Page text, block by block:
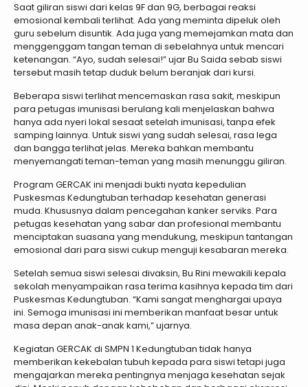
Saat giliran siswi dari kelas 9F dan 9G, berbagai reaksi
emosional kembali terlihat. Ada yang meminta dipeluk oleh
guru sebelum disuntik. Ada juga yang memejamkan mata dan
menggenggam tangan teman di sebelahnya untuk mencari
ketenangan. “Ayo, sudah selesai!” ujar Bu Saida sebab siswi
tersebut masih tetap duduk belum beranjak dari kursi.
Beberapa siswi terlihat mencemaskan rasa sakit, meskipun
para petugas imunisasi berulang kali menjelaskan bahwa
hanya ada nyeri lokal sesaat setelah imunisasi, tanpa efek
samping lainnya. Untuk siswi yang sudah selesai, rasa lega
dan bangga terlihat jelas. Mereka bahkan membantu
menyemangati teman-teman yang masih menunggu giliran.
Program GERCAK ini menjadi bukti nyata kepedulian
Puskesmas Kedungtuban terhadap kesehatan generasi
muda. Khususnya dalam pencegahan kanker serviks. Para
petugas kesehatan yang sabar dan profesional membantu
menciptakan suasana yang mendukung, meskipun tantangan
emosional dari para siswi cukup menguji kesabaran mereka.
Setelah semua siswi selesai divaksin, Bu Rini mewakili kepala
sekolah menyampaikan rasa terima kasihnya kepada tim dari
Puskesmas Kedungtuban. “Kami sangat menghargai upaya
ini. Semoga imunisasi ini memberikan manfaat besar untuk
masa depan anak-anak kami,” ujarnya.
Kegiatan GERCAK di SMPN 1 Kedungtuban tidak hanya
memberikan kekebalan tubuh kepada para siswi tetapi juga
mengajarkan mereka pentingnya menjaga kesehatan sejak